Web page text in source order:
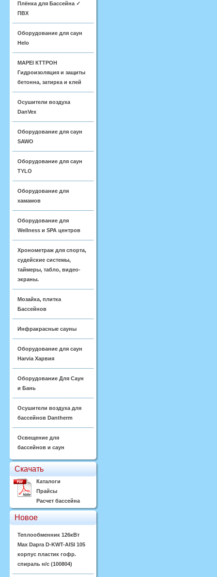
Плёнка для Бассейна ✓
ПВХ
Оборудование для саун
Helo
MAPEI КТТРОН
Гидроизоляция и защиты
бетонна, затирка и клей
Осушители воздуха
DanVex
Оборудование для саун
SAWO
Оборудование для саун
TYLO
Оборудование для
хамамов
Оборудование для
Wellness и SPA центров
Хронометраж для спорта,
судейские системы,
таймеры, табло, видео-
экраны.
Мозайка, плитка
Бассейнов
Инфракрасные сауны
Оборудование для саун
Harvia Харвия
Оборудование Для Саун
и Бань
Осушители воздуха для
бассейнов Dantherm
Освещение для
бассейнов и саун
Скачать
Каталоги
Прайсы
Расчет бассейна
Новое
Теплообменник 126кВт
Max Dapra D-KWT-AISI 105
корпус пластик гофр.
спираль н/с (100804)